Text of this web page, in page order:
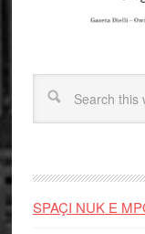
SPAÇI NUK E